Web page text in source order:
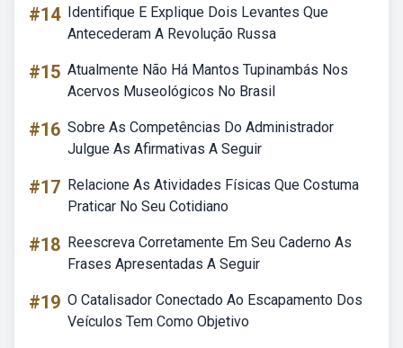
#14 Identifique E Explique Dois Levantes Que
Antecederam A Revolução Russa
#15 Atualmente Não Há Mantos Tupinambás Nos
Acervos Museológicos No Brasil
#16 Sobre As Competências Do Administrador
Julgue As Afirmativas A Seguir
#17 Relacione As Atividades Físicas Que Costuma
Praticar No Seu Cotidiano
#18 Reescreva Corretamente Em Seu Caderno As
Frases Apresentadas A Seguir
#19 O Catalisador Conectado Ao Escapamento Dos
Veículos Tem Como Objetivo